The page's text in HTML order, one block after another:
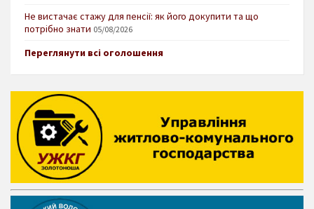
Не вистачає стажу для пенсії: як його докупити та що
потрібно знати 05/08/2026
Переглянути всі оголошення